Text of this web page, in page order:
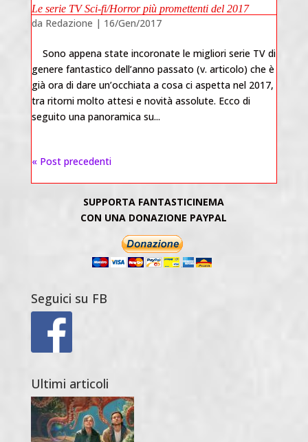
Le serie TV Sci-fi/Horror più promettenti del 2017
da Redazione | 16/Gen/2017
Sono appena state incoronate le migliori serie TV di
genere fantastico dell’anno passato (v. articolo) che è
già ora di dare un’occhiata a cosa ci aspetta nel 2017,
tra ritorni molto attesi e novità assolute. Ecco di
seguito una panoramica su...
« Post precedenti
SUPPORTA FANTASTICINEMA
CON UNA DONAZIONE PAYPAL
Seguici su FB
Ultimi articoli